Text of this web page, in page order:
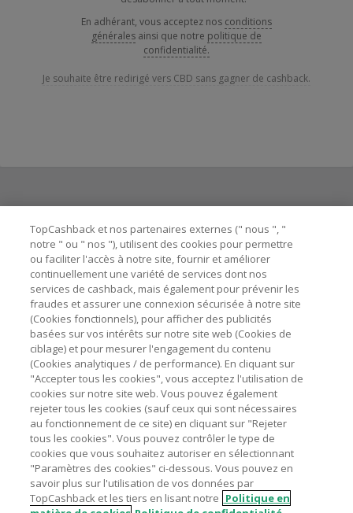
En adhérant, vous acceptez nos conditions
générales ainsi que notre politique de
confidentialité.
Je souhaite être redirigé vers CBD sans gagner de cashback.
Besoin d'aide ?
Astuces pour économiser
A propos de
Contactez-nous
Mentions légales
Nos sites UK US CN JP DE AU
TopCashback et nos partenaires externes (" nous ", "
notre " ou " nos "), utilisent des cookies pour permettre
ou faciliter l'accès à notre site, fournir et améliorer
continuellement une variété de services dont nos
services de cashback, mais également pour prévenir les
fraudes et assurer une connexion sécurisée à notre site
(Cookies fonctionnels), pour afficher des publicités
basées sur vos intérêts sur notre site web (Cookies de
ciblage) et pour mesurer l'engagement du contenu
(Cookies analytiques / de performance). En cliquant sur
"Accepter tous les cookies", vous acceptez l'utilisation de
cookies sur notre site web. Vous pouvez également
rejeter tous les cookies (sauf ceux qui sont nécessaires
au fonctionnement de ce site) en cliquant sur "Rejeter
tous les cookies". Vous pouvez contrôler le type de
cookies que vous souhaitez autoriser en sélectionnant
"Paramètres des cookies" ci-dessous. Vous pouvez en
savoir plus sur l'utilisation de vos données par
TopCashback et les tiers en lisant notre Politique en